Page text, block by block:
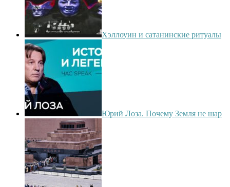
Хэллоуин и сатанинские ритуалы
Юрий Лоза. Почему Земля не шар